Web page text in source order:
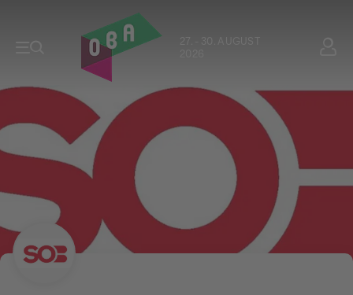
27. - 30. AUGUST